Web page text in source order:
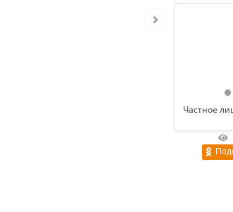
Частное